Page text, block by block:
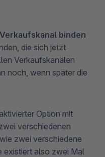
binden
die sich jetzt
Verkaufskanälen
noch, wenn später die
Option mit
verschiedenen
zwei verschiedene
existiert also zwei Mal